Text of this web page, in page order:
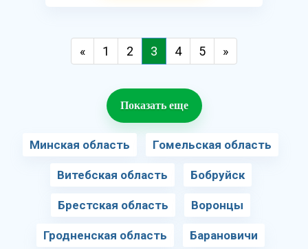
« 1 2 3 4 5 »
Показать еще
Минская область Гомельская область
Витебская область Бобруйск
Брестская область Воронцы
Гродненская область Барановичи